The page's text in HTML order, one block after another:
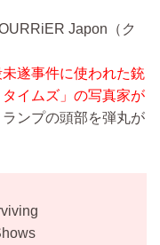
Japon（ク
遂事件に使われた銃
イムズ」の写真家が
ンプの頭部を弾丸が